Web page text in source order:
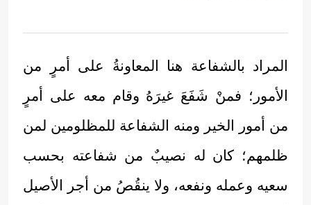
المراد بالشفاعة هنا المعاونةُ على أمرٍ من
الأمور؛ فمنْ شَفَعَ غيرَهُ وقام معه على أمرٍ
من أمور الخير ومنه الشفاعة للمظلومين لمن
ظلمهم؛ كان له نصيبٌ من شفاعته بحسب
سعيه وعمله ونفعه، ولا ينقُصُ من أجر الأصيل